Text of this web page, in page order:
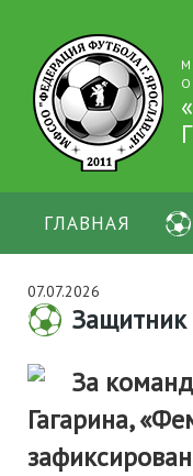
ГЛАВНАЯ
07.07.2026
Защитник
За
Гагарина,